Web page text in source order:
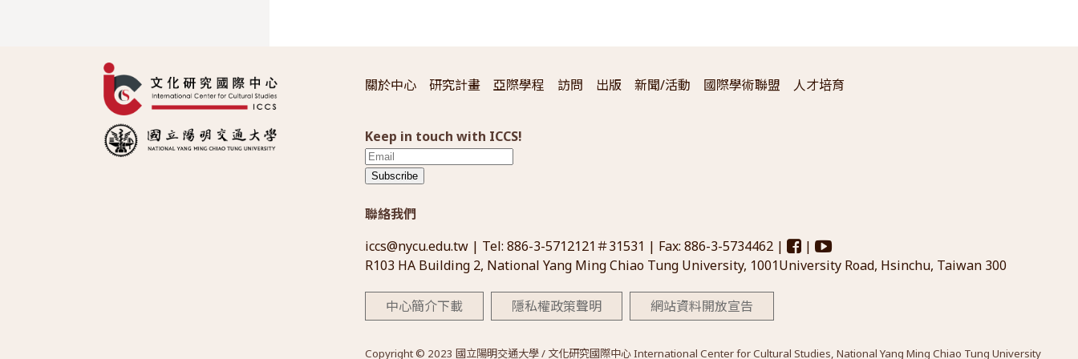
關於中心 研究計畫 亞際學程 訪問 出版 新聞/活動 國際學術聯盟 人才培育
Keep in touch with ICCS!
Subscribe
聯絡我們
iccs@nycu.edu.tw | Tel: 886-3-5712121＃31531 | Fax: 886-3-5734462 |
|
R103 HA Building 2, National Yang Ming Chiao Tung University, 1001University Road, Hsinchu, Taiwan 300
中心簡介下載 隱私權政策聲明 網站資料開放宣告
Copyright © 2023 國立陽明交通大學 / 文化研究國際中心 International Center for Cultural Studies, National Yang Ming Chiao Tung University